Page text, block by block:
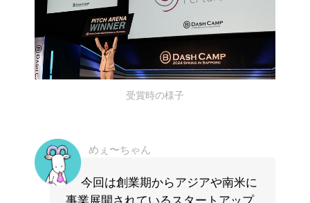
受賞時の様子
めぇ〜ちゃん
今回は創業期からアジアや南米に